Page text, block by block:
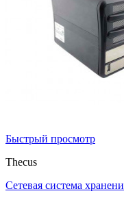
Быстрый просмотр
Thecus
Сетевая система